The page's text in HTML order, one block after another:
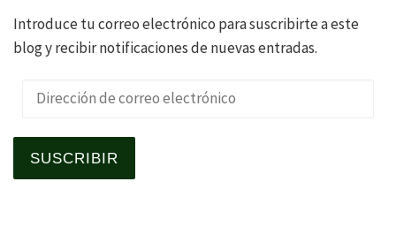
Introduce tu correo electrónico para suscribirte a este
blog y recibir notificaciones de nuevas entradas.
Dirección de correo electrónico
SUSCRIBIR